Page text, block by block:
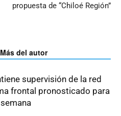
propuesta de “Chiloé Región”
Más del autor
supervisión de la red
frontal pronosticado para